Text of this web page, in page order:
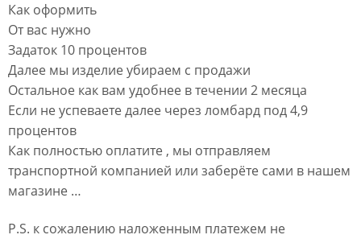
Как оформить
От вас нужно
Задаток 10 процентов
Далее мы изделие убираем с продажи
Остальное как вам удобнее в течении 2 месяца
Если не успеваете далее через ломбард под 4,9
процентов
Как полностью оплатите , мы отправляем
транспортной компанией или заберёте сами в нашем
магазине …
P.S. к сожалению наложенным платежем не